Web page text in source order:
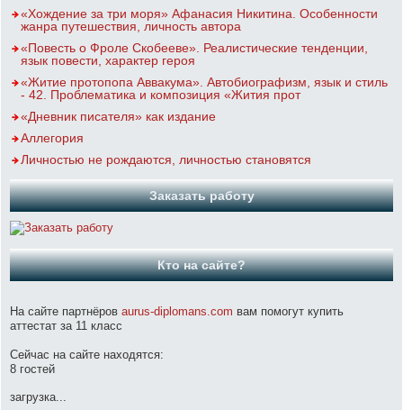
«Хождение за три моря» Афанасия Никитина. Особенности
жанра путешествия, личность автора
«Повесть о Фроле Скобееве». Реалистические тенденции,
язык повести, характер героя
«Житие протопопа Аввакума». Автобиографизм, язык и стиль
- 42. Проблематика и композиция «Жития прот
«Дневник писателя» как издание
Аллегория
Личностью не рождаются, личностью становятся
Заказать работу
Кто на сайте?
На сайте партнёров aurus-diplomans.com вам помогут купить
аттестат за 11 класс
Сейчас на сайте находятся:
8 гостей
загрузка...